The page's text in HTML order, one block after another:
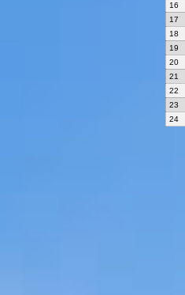
16
17
18
19
20
21
22
23
24